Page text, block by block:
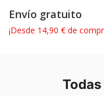
Envío gratuito
¡Desde 14,90 € de